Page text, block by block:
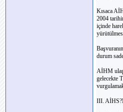
Kısaca
2004
içinde
durum
AİHM
gelecekte
III.